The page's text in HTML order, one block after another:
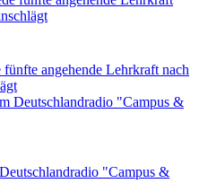
angehende Lehrkraft nach
"Campus &